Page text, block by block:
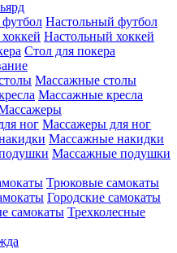
Настольный футбол
Настольный хоккей
Стол для покера
Массажные столы
Массажные кресла
Массажеры для ног
Массажные накидки
Массажные подушки
Трюковые самокаты
Городские самокаты
Трехколесные